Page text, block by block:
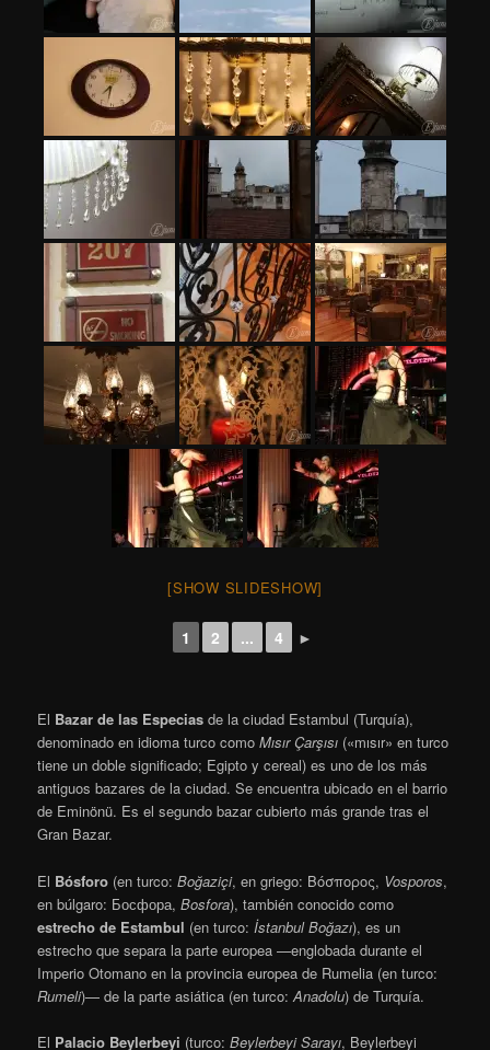
[SHOW SLIDESHOW]
1 2 ... 4 ►
El Bazar de las Especias de la ciudad Estambul (Turquía),
denominado en idioma turco comoMısır Çarşısı («mısır» en turco
tiene un doble significado; Egipto y cereal) es uno de los más
antiguos bazares de la ciudad. Se encuentra ubicado en el barrio
de Eminönü. Es el segundo bazar cubierto más grande tras el
Gran Bazar.
El Bósforo (en turco:Boğaziçi, en griego: Βόσπορος, Vosporos,
en búlgaro: Босфора,Bosfora), también conocido como
estrecho de Estambul (en turco: İstanbul Boğazı), es un
estrecho que separa la parte europea —englobada durante el
Imperio Otomano en la provincia europea de Rumelia (en turco:
Rumeli)— de la parte asiática (en turco:Anadolu) de Turquía.
El Palacio Beylerbeyi (turco:Beylerbeyi Sarayı, Beylerbeyi